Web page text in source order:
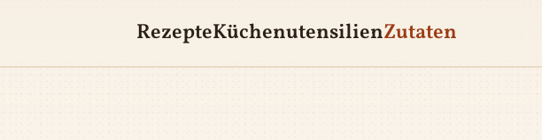
RezepteKüchenutensilienZutaten